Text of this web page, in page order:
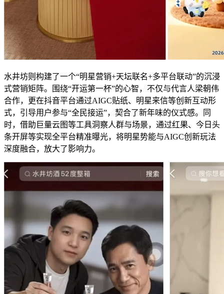
水井坊则构建了一个“明星营销+天坛联名+多平台联动”的沉浸
式营销矩阵。围绕“开运第一杯”的心智，不仅与代言人梁朝伟
合作，更在抖音平台通过AIGC贴纸、明星来信等创新互动形
式，引导用户参与“全民接运”，契合了新年味的仪式感。同
时，借助巨量云图等工具洞察人群与场景，通过红果、今日头
条开屏等实现全平台精准曝光，将明星势能与AIGC创新玩法
深度融合，放大了影响力。